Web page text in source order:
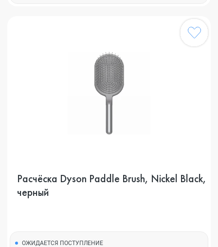
Расчёска Dyson Paddle Brush, Nickel Black,
черный
ОЖИДАЕТСЯ ПОСТУПЛЕНИЕ